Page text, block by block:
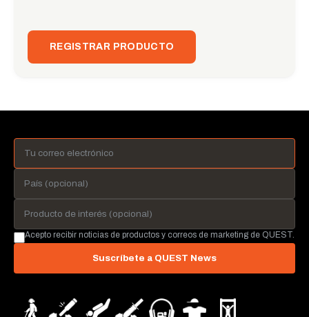
REGISTRAR PRODUCTO
Acepto recibir noticias de productos y correos de marketing de QUEST.
Suscríbete a QUEST News